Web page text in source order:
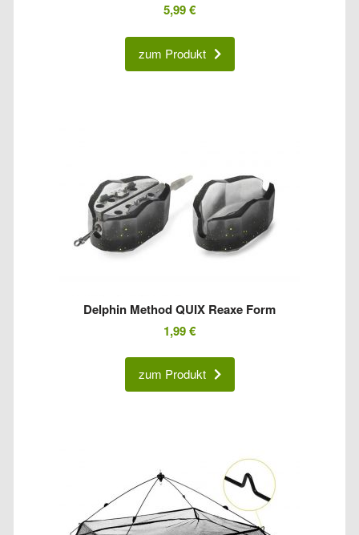
5,99€
zum Produkt
Delphin Method QUIX Reaxe Form
1,99€
zum Produkt